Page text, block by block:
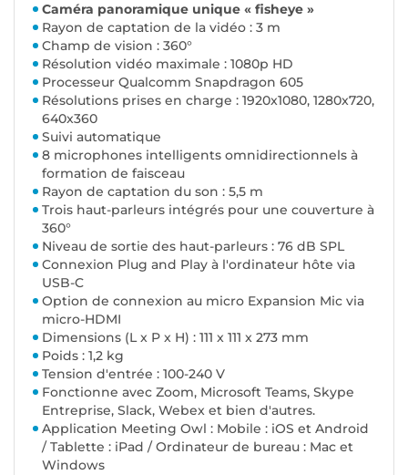
Caméra panoramique unique « fisheye »
Rayon de captation de la vidéo : 3 m
Champ de vision : 360°
Résolution vidéo maximale : 1080p HD
Processeur Qualcomm Snapdragon 605
Résolutions prises en charge : 1920x1080, 1280x720,
640x360
Suivi automatique
8 microphones intelligents omnidirectionnels à
formation de faisceau
Rayon de captation du son : 5,5 m
Trois haut-parleurs intégrés pour une couverture à
360°
Niveau de sortie des haut-parleurs : 76 dB SPL
Connexion Plug and Play à l'ordinateur hôte via
USB-C
Option de connexion au micro Expansion Mic via
micro-HDMI
Dimensions (L x P x H) : 111 x 111 x 273 mm
Poids : 1,2 kg
Tension d'entrée : 100-240 V
Fonctionne avec Zoom, Microsoft Teams, Skype
Entreprise, Slack, Webex et bien d'autres.
Application Meeting Owl : Mobile : iOS et Android
/ Tablette : iPad / Ordinateur de bureau : Mac et
Windows